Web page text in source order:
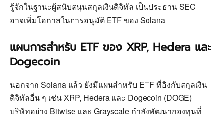
รู้จักในฐานะผู้สนับสนุนสกุลเงินดิจิทัล เป็นประธาน SEC
อาจเพิ่มโอกาสในการอนุมัติ ETF ของ Solana
แผนการสำหรับ ETF ของ XRP, Hedera และ
Dogecoin
นอกจาก Solana แล้ว ยังมีแผนสำหรับ ETF ที่อิงกับสกุลเงิน
ดิจิทัลอื่น ๆ เช่น XRP, Hedera และ Dogecoin (DOGE)
บริษัทอย่าง Bitwise และ Grayscale กำลังพัฒนากองทุนที่